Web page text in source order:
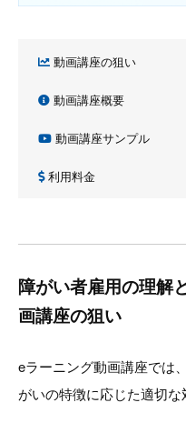
動画講座の狙い
動画講座概要
動画講座サンプル
利用料金
障がい者雇用の理解
画講座の狙い
eラーニング動画講座では
がいの特徴に応じた適切な